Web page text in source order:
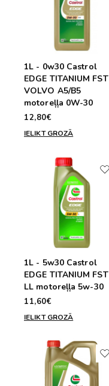
1L - 0w30 Castrol
EDGE TITANIUM FST
VOLVO A5/B5
motoreļļa 0W-30
12,80€
IELIKT GROZĀ
1L - 5w30 Castrol
EDGE TITANIUM FST
LL motoreļļa 5w-30
11,60€
IELIKT GROZĀ